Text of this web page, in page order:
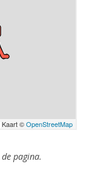
pagina.